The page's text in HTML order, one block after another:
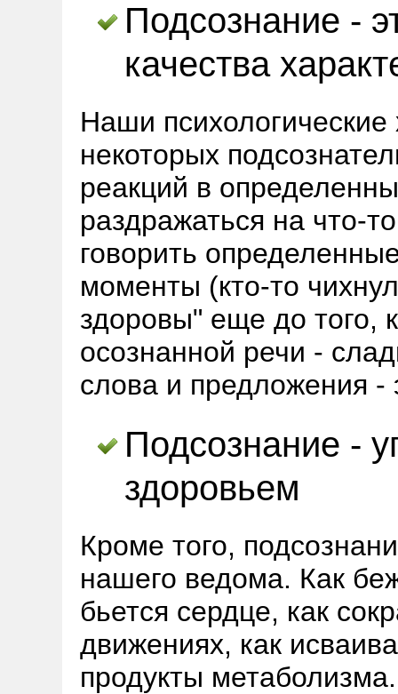
Подсознание -
качества
Наши психологические
некоторых
реакций в
раздражаться на что-
говорить
моменты (кто-то
здоровы" еще до того,
осознанной речи -
слова и предложения -
Подсознание -
здоровьем
Кроме того,
нашего ведома. Как
бьется сердце, как
движениях, как
продукты метаболизма.